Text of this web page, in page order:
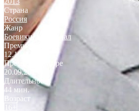
Страна
Россия
Жанр
Боевики,
Криминал
Премьера в РФ
12.10.2013
Премьера в Мире
20.09.2015
Длительность
44 мин.
Возраст